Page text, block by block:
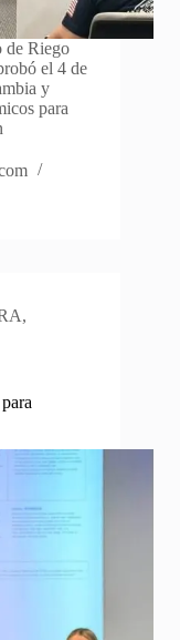
Riego
el 4 de
y
para
,